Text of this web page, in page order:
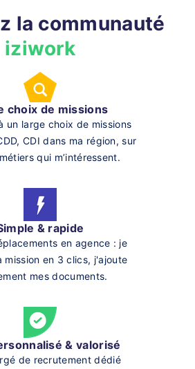
la communauté
iziwork
choix de missions
un large choix de missions
CDI dans ma région, sur
qui m’intéressent.
& rapide
en agence : je
mission en 3 clics, j'ajoute
mes documents.
& valorisé
de recrutement dédié